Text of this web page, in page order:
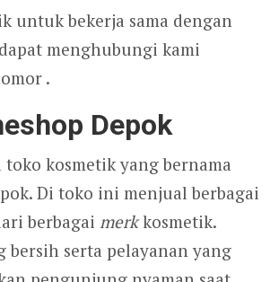
untuk bekerja sama dengan
menghubungi kami
.
Depok
toko kosmetik yang bernama
Di toko ini menjual berbagai
berbagai merkkosmetik.
bersih serta pelayanan yang